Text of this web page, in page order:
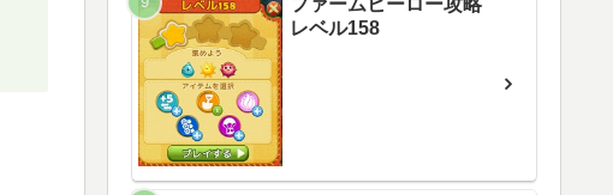
レベル158